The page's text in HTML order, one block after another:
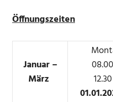
Öffnungszeiten
Januar –
März